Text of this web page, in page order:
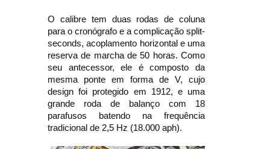
O calibre tem duas rodas de coluna
para o cronógrafo e a complicação split-
seconds, acoplamento horizontal e uma
reserva de marcha de 50 horas. Como
seu antecessor, ele é composto da
mesma ponte em forma de V, cujo
design foi protegido em 1912, e uma
grande roda de balanço com 18
parafusos batendo na frequência
tradicional de 2,5 Hz (18.000 aph).